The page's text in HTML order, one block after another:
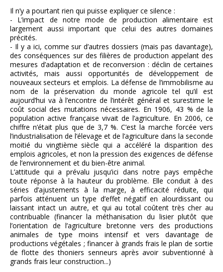
Il n’y a pourtant rien qui puisse expliquer ce silence :
- L’impact de notre mode de production alimentaire est
largement aussi important que celui des autres domaines
précités.
- Il y a ici, comme sur d’autres dossiers (mais pas davantage),
des conséquences sur des filières de production appelant des
mesures d’adaptation et de reconversion : déclin de certaines
activités, mais aussi opportunités de développement de
nouveaux secteurs et emplois. La défense de l’immobilisme au
nom de la préservation du monde agricole tel qu’il est
aujourd’hui va à l’encontre de l’intérêt général et surestime le
coût social des mutations nécessaires. En 1906, 43 % de la
population active française vivait de l’agriculture. En 2006, ce
chiffre n’était plus que de 3,7 %. C’est la marche forcée vers
l’industrialisation de l’élevage et de l’agriculture dans la seconde
moitié du vingtième siècle qui a accéléré la disparition des
emplois agricoles, et non la pression des exigences de défense
de l’environnement et du bien-être animal.
L’attitude qui a prévalu jusqu’ici dans notre pays empêche
toute réponse à la hauteur du problème. Elle conduit à des
séries d’ajustements à la marge, à efficacité réduite, qui
parfois atténuent un type d’effet négatif en alourdissant ou
laissant intact un autre, et qui au total coûtent très cher au
contribuable (financer la méthanisation du lisier plutôt que
l’orientation de l’agriculture bretonne vers des productions
animales de type moins intensif et vers davantage de
productions végétales ; financer à grands frais le plan de sortie
de flotte des thoniers senneurs après avoir subventionné à
grands frais leur construction...)